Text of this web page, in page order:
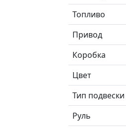
Топливо
Привод
Коробка
Цвет
Тип подвески
Руль